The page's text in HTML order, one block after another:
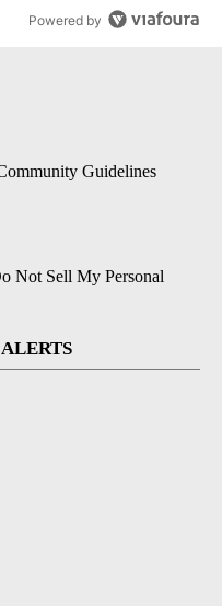
Powered by
Guidelines
Not Sell My Personal